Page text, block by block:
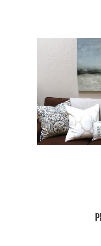
Осенние идеи
Цвета из бумаги